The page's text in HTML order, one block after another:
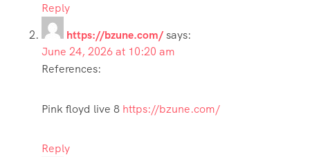
Reply
https://bzune.com/says:
June 24, 2026 at 10:20 am
References:
Pink floyd live 8 https://bzune.com/
Reply